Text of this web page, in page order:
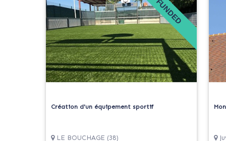
FUNDED
Création d'un équipement sportif
LE BOUCHAGE (38)